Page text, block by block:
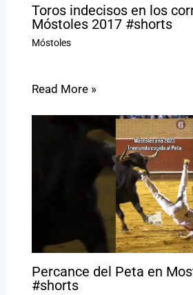
Toros indecisos en los
Móstoles 2017 #shorts
Móstoles
Read More »
Percance del Peta en
#shorts